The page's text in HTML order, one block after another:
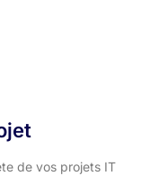
de vos projets IT